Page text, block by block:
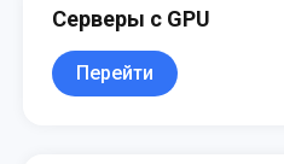
Серверы с GPU
Перейти